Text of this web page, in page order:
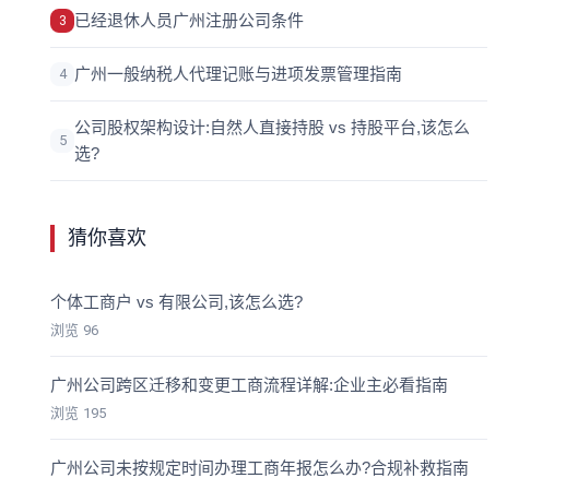
3 已经退休人员广州注册公司条件
4 广州一般纳税人代理记账与进项发票管理指南
5
公司股权架构设计:自然人直接持股 vs 持股平台,该怎么
选?
猜你喜欢
个体工商户 vs 有限公司,该怎么选?
浏览 96
广州公司跨区迁移和变更工商流程详解:企业主必看指南
浏览 195
广州公司未按规定时间办理工商年报怎么办?合规补救指南